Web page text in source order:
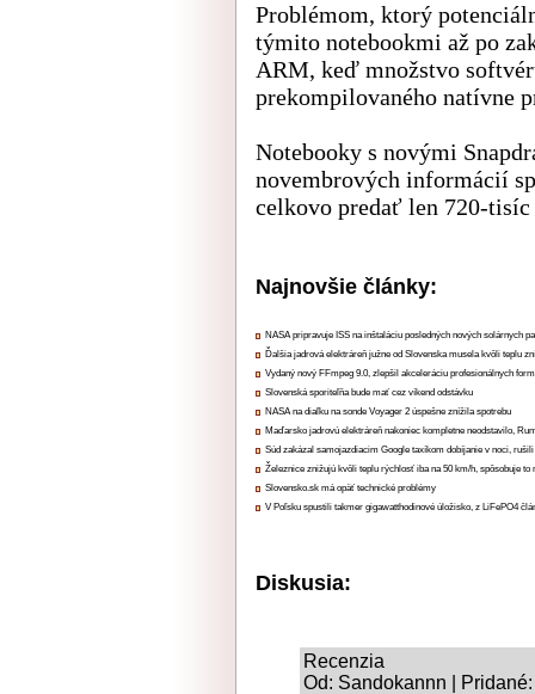
Problémom, ktorý
týmito notebookmi až po
ARM, keď množstvo
prekompilovaného natívne
Notebooky s novými
novembrových informácií
celkovo predať len 720-tisíc
Najnovšie články:
NASA pripravuje ISS na inštaláciu posledných nových solárnych
Ďalšia jadrová elektráreň južne od Slovenska musela kvôli teplu
Vydaný nový FFmpeg 9.0, zlepšil akceleráciu profesionálnych
Slovenská sporiteľňa bude mať cez víkend odstávku
NASA na diaľku na sonde Voyager 2 úspešne znížila spotrebu
Maďarsko jadrovú elektráreň nakoniec kompletne neodstavilo,
Súd zakázal samojazdiacim Google taxíkom dobíjanie v noci,
Železnice znižujú kvôli teplu rýchlosť iba na 50 km/h, spôsobuje to
Slovensko.sk má opäť technické problémy
V Poľsku spustili takmer gigawatthodinové úložisko, z LiFePO4
Diskusia:
Recenzia
Od: Sandokannn |